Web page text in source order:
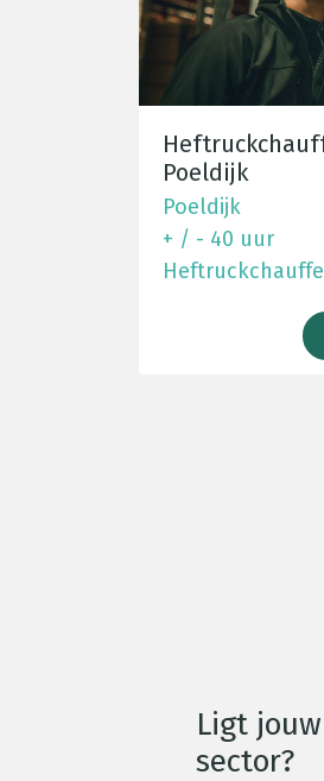
Poeldijk
Poeldijk
+ / - 40 uur
Ligt
sector?